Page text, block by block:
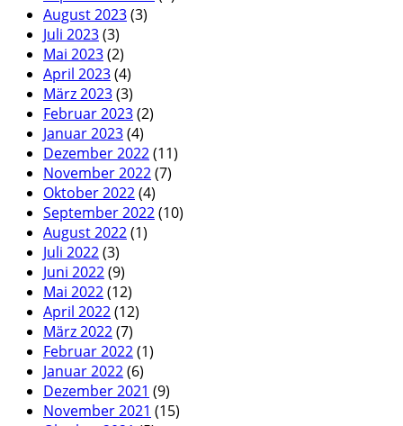
August 2023(3)
Juli 2023(3)
Mai 2023(2)
April 2023(4)
März 2023(3)
Februar 2023(2)
Januar 2023(4)
Dezember 2022(11)
November 2022(7)
Oktober 2022(4)
September 2022(10)
August 2022(1)
Juli 2022(3)
Juni 2022(9)
Mai 2022(12)
April 2022(12)
März 2022(7)
Februar 2022(1)
Januar 2022(6)
Dezember 2021 (9)
November 2021 (15)